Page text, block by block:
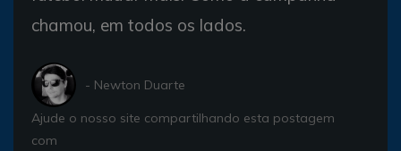
chamou, em todos os lados.
- Newton Duarte
Ajude o nosso site compartilhando esta postagem
com